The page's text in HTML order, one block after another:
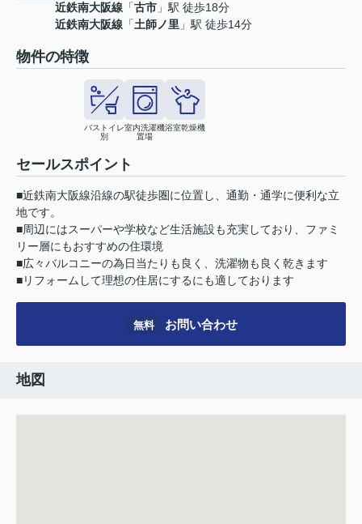
近鉄南大阪線 「古市 」駅 徒歩18分
近鉄南大阪線 「土師ノ里 」駅 徒歩14分
物件の特徴
バストイレ
別
室内洗濯機
置場
浴室乾燥機
セールスポイント
■近鉄南大阪線沿線の駅徒歩圏に位置し、通勤・通学に便利な立
地です。
■周辺にはスーパーや学校など生活施設も充実しており、ファミ
リー層にもおすすめの住環境
■広々バルコニーの為日当たりも良く、洗濯物も良く乾きます
■リフォームして理想の住居にするにも適しております
無料 お問い合わせ
地図